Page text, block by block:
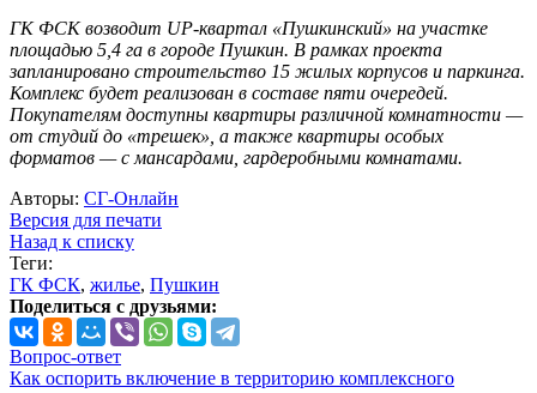
ГК ФСК возводит UP-квартал «Пушкинский» на участке
площадью 5,4 га в городе Пушкин. В рамках проекта
запланировано строительство 15 жилых корпусов и паркинга.
Комплекс будет реализован в составе пяти очередей.
Покупателям доступны квартиры различной комнатности —
от студий до «трешек», а также квартиры особых
форматов — с мансардами, гардеробными комнатами.
Авторы: СГ-Онлайн
Версия для печати
Назад к списку
Теги:
ГК ФСК, жилье, Пушкин
Поделиться с друзьями:
Вопрос-ответ
Как оспорить включение в территорию комплексного